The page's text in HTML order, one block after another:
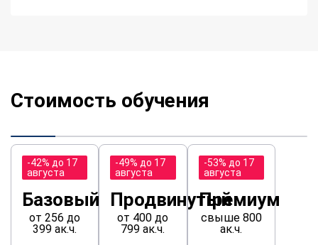
Стоимость обучения
-42% до 17
августа
Базовый
от 256 до
399 ак.ч.
-49% до 17
августа
Продвинутый
от 400 до
799 ак.ч.
-53% до 17
августа
Премиум
свыше 800
ак.ч.